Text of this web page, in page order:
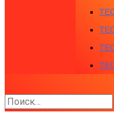
Найти: